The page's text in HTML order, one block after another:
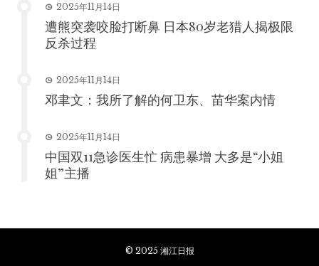
2025年11月14日
遭熊突袭咬脸打断鼻 日本80岁老猎人揭极限
反杀过程
2025年11月14日
邓聿文：我所了解的何卫东、苗华案内情
2025年11月14日
中国双11急诊医生忙 病患暴增 大多是“小姐
姐”主播
© 2025 湘江日报